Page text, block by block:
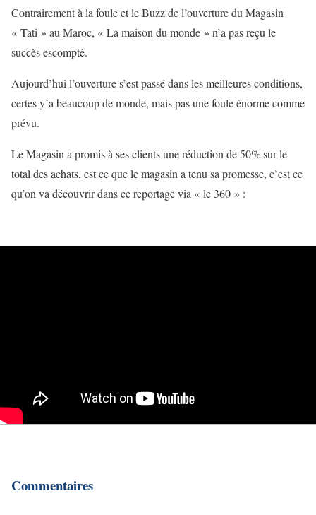
Contrairement à la foule et le Buzz de l’ouverture du Magasin
« Tati » au Maroc, « La maison du monde » n’a pas reçu le
succès escompté.
Aujourd’hui l’ouverture s’est passé dans les meilleures conditions,
certes y’a beaucoup de monde, mais pas une foule énorme comme
prévu.
Le Magasin a promis à ses clients une réduction de 50% sur le
total des achats, est ce que le magasin a tenu sa promesse, c’est ce
qu’on va découvrir dans ce reportage via « le 360 » :
Commentaires